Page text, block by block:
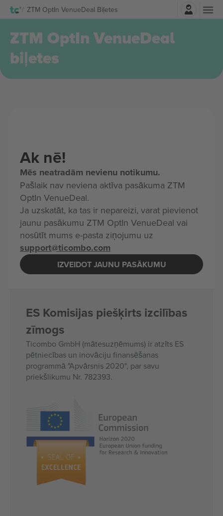
ZTM OptIn VenueDeal Biļetes
ZTM OptIn VenueDeal
biļetes
Ak nē!
Mēs neatradām nevienu notikumu.
Pašlaik nav neviena aktīva pasākuma ZTM
OptIn VenueDeal.
Ja uzskatāt, ka tas ir nepareizi, varat pievienot
jaunu pasākumu ZTM OptIn VenueDeal vai
nosūtīt mums e-pasta ziņojumu uz
support@ticombo.com
IZVEIDOT JAUNU PASĀKUMU
ES Komisijas piešķirts izcilības
zīmogs
Ticombo GmbH (mātesuzņēmums) ir atzīts ES
pētniecības un inovāciju finansēšanas
programmā "Apvārsnis 2020", par savu
priekšlikumu Nr. 782393.